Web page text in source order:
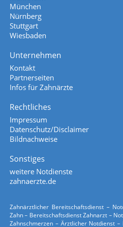
München
Nürnberg
Stuttgart
Wiesbaden
Unternehmen
Kontakt
Partnerseiten
Infos für Zahnärzte
Rechtliches
Impressum
Datenschutz/Disclaimer
Bildnachweise
Sonstiges
weitere Notdienste
zahnaerzte.de
Zahnärztlicher Bereitschaftsdienst –
Zahn – Bereitschaftsdienst Zahnarzt –
Zahnschmerzen – Ärztlicher Notdienst